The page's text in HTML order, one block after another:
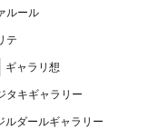
ルール
テ
ギャラリ想
タキギャラリー
ルダールギャラリー